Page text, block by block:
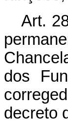
Art.
dos
decreto